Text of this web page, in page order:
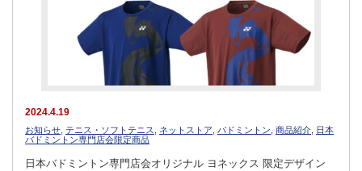
2024.4.19
お知らせ, テニス・ソフトテニス, ネットストア, バドミントン, 商品紹介, 日本
バドミントン専門店会限定商品
日本バドミントン専門店会オリジナル ヨネックス 限定デザイン